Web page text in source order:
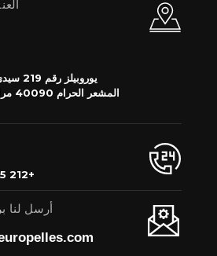
+212 525 335 336
أرسل لنا